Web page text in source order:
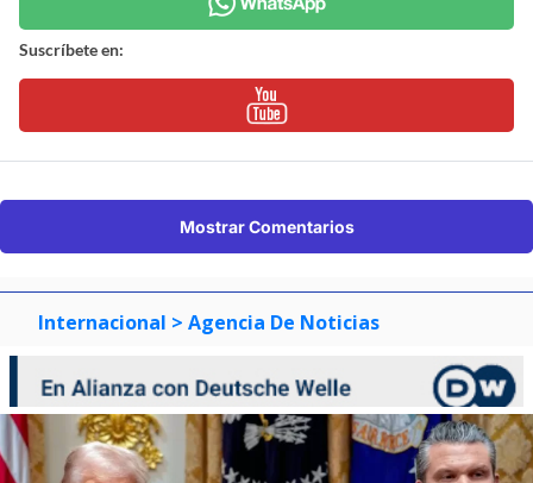
Suscríbete en:
Mostrar Comentarios
Internacional > Agencia De Noticias